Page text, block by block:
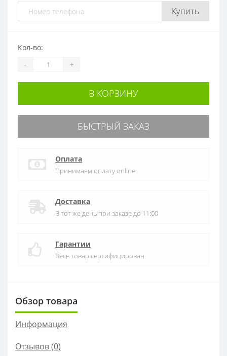
Купить
Кол-во:
- +
В КОРЗИНУ
БЫСТРЫЙ ЗАКАЗ
Оплата
Принимаем оплату online
Доставка
В тот же день при заказе до 11:00
Гарантии
Весь товар сертифицирован
Обзор товара
Информация
Отзывов (0)